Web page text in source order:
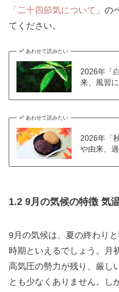
「二十四節気について」 の
てください。
あわせて読みたい
2026年「
来、風習
あわせて読みたい
2026年「
や由来、
1.2 9月の気候の特徴 気
9月の気候は、夏の終わり
時期といえるでしょう。月
高気圧の勢力が残り、厳し
とも少なくありません。し